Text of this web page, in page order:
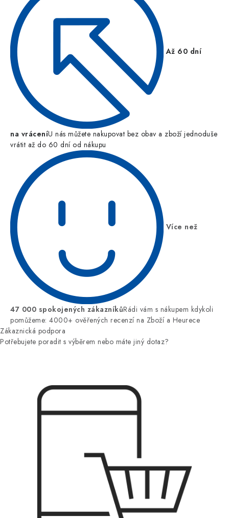
Až 60 dní
na vráceníU nás můžete nakupovat bez obav a zboží jednoduše
vrátit až do 60 dní od nákupu
Více než
47 000 spokojených zákazníkůRádi vám s nákupem kdykoli
pomůžeme: 4000+ ověřených recenzí na Zboží a Heurece
Zákaznická podpora
Potřebujete poradit s výběrem nebo máte jiný dotaz?